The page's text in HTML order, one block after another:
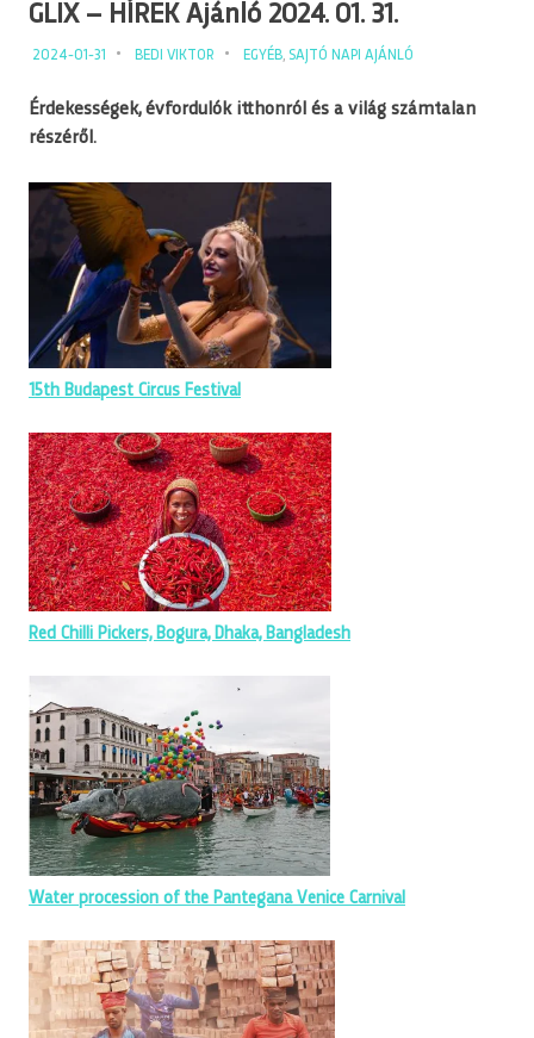
GLIX – HÍREK Ajánló 2024. 01. 31.
2024-01-31 BEDI VIKTOR EGYÉB, SAJTÓ NAPI AJÁNLÓ
Érdekességek, évfordulók itthonról és a világ számtalan
részéről.
15th Budapest Circus Festival
Red Chilli Pickers, Bogura, Dhaka, Bangladesh
Water procession of the Pantegana Venice Carnival